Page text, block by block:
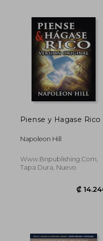
₡ 17.860
Piense y Hagase Rico
Napoleon Hill
Www.bnpublishing.com,
Tapa Dura, Nuevo